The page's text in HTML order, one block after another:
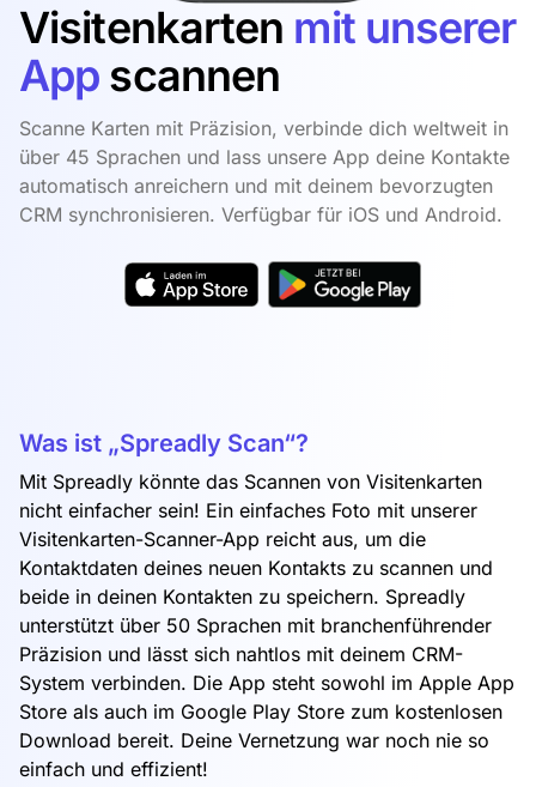
Visitenkarten mit unserer
App scannen
Scanne Karten mit Präzision, verbinde dich weltweit in
über 45 Sprachen und lass unsere App deine Kontakte
automatisch anreichern und mit deinem bevorzugten
CRM synchronisieren. Verfügbar für iOS und Android.
Was ist „Spreadly Scan“?
Mit Spreadly könnte das Scannen von Visitenkarten
nicht einfacher sein! Ein einfaches Foto mit unserer
Visitenkarten-Scanner-App reicht aus, um die
Kontaktdaten deines neuen Kontakts zu scannen und
beide in deinen Kontakten zu speichern. Spreadly
unterstützt über 50 Sprachen mit branchenführender
Präzision und lässt sich nahtlos mit deinem CRM-
System verbinden. Die App steht sowohl im Apple App
Store als auch im Google Play Store zum kostenlosen
Download bereit. Deine Vernetzung war noch nie so
einfach und effizient!